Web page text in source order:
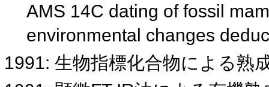
AMS 14C dating of fossil
environmental changes
1991: 生物指標化合物による熟